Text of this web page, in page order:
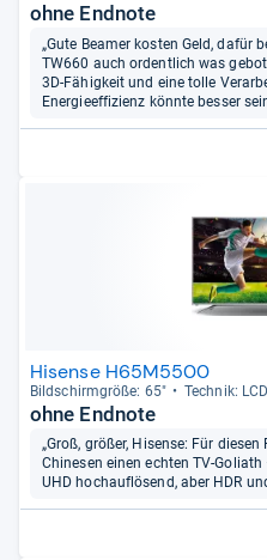
ohne Endnote
„Gute Beamer kosten Geld, dafür
TW660 auch ordentlich was
3D-Fähigkeit und eine tolle
Energieeffizienz könnte besser
Hisense H65M5500
Bild­schirm­größe: 65" Tech­nik:
ohne Endnote
„Groß, größer, Hisense: Für
Chinesen einen echten TV-
UHD hochauflösend, aber HDR